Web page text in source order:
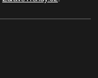
Vysočina
2024 je v
výše, před
Region Press